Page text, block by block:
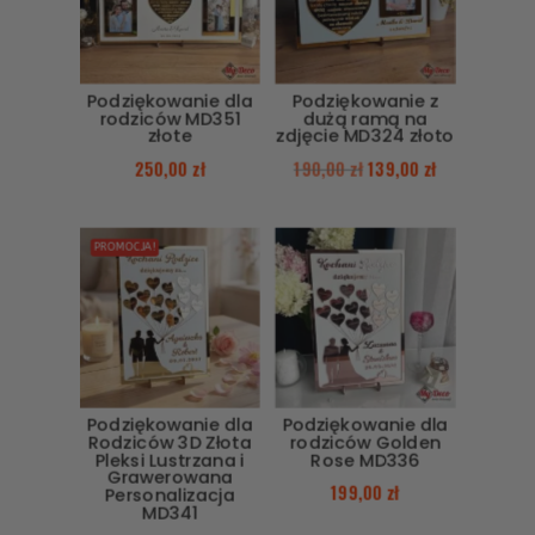
Podziękowanie dla
rodziców MD351
złote
250,00zł
Podziękowanie z
dużą ramą na
zdjęcie MD324 złoto
190,00zł139,00 zł
PROMOCJA!
Podziękowanie dla
Rodziców 3D Złota
Pleksi Lustrzana i
Grawerowana
Personalizacja
MD341
Podziękowanie dla
rodziców Golden
Rose MD336
199,00 zł